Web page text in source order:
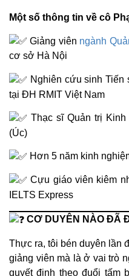
Một số thông tin về cô
Giảng viên ngành
cơ sở Hà Nội
Nghiên cứu sinh Tiến
tại ĐH RMIT Việt Nam
Thạc sĩ Quản trị
(Úc)
Hơn 5 năm kinh
Cựu giáo viên kiêm
IELTS Express
CƠ DUYÊN NÀO ĐÃ
Thực ra, tôi bén duyên lần
giảng viên mà là ở vai trò
quyết định theo đuổi tấm